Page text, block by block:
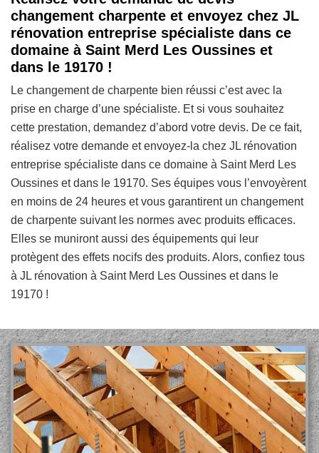
changement charpente et envoyez chez JL
rénovation entreprise spécialiste dans ce
domaine à Saint Merd Les Oussines et
dans le 19170 !
Le changement de charpente bien réussi c’est avec la
prise en charge d’une spécialiste. Et si vous souhaitez
cette prestation, demandez d’abord votre devis. De ce fait,
réalisez votre demande et envoyez-la chez JL rénovation
entreprise spécialiste dans ce domaine à Saint Merd Les
Oussines et dans le 19170. Ses équipes vous l’envoyèrent
en moins de 24 heures et vous garantirent un changement
de charpente suivant les normes avec produits efficaces.
Elles se muniront aussi des équipements qui leur
protègent des effets nocifs des produits. Alors, confiez tous
à JL rénovation à Saint Merd Les Oussines et dans le
19170 !